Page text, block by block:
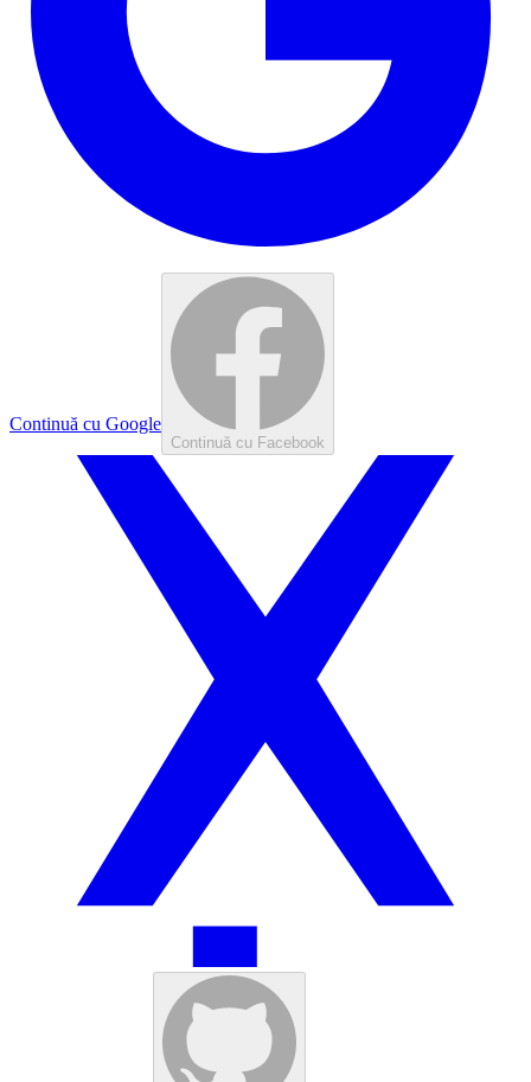
Continuă cu Google
Continuă cu Facebook